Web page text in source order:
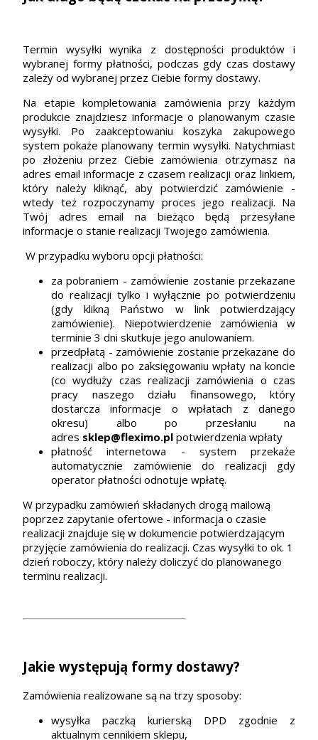
Termin wysyłki wynika z dostępności produktów i
wybranej formy płatności, podczas gdy czas dostawy
zależy od wybranej przez Ciebie formy dostawy.
Na etapie kompletowania zamówienia przy każdym
produkcie znajdziesz informacje o planowanym czasie
wysyłki. Po zaakceptowaniu koszyka zakupowego
system pokaże planowany termin wysyłki. Natychmiast
po złożeniu przez Ciebie zamówienia otrzymasz na
adres email informacje z czasem realizacji oraz linkiem,
który należy kliknąć, aby potwierdzić zamówienie -
wtedy też rozpoczynamy proces jego realizacji. Na
Twój adres email na bieżąco będą przesyłane
informacje o stanie realizacji Twojego zamówienia.
W przypadku wyboru opcji płatności:
za pobraniem - zamówienie zostanie przekazane
do realizacji tylko i wyłącznie po potwierdzeniu
(gdy klikną Państwo w link potwierdzający
zamówienie). Niepotwierdzenie zamówienia w
terminie 3 dni skutkuje jego anulowaniem.
przedpłatą - zamówienie zostanie przekazane do
realizacji albo po zaksięgowaniu wpłaty na koncie
(co wydłuży czas realizacji zamówienia o czas
pracy naszego działu finansowego, który
dostarcza informacje o wpłatach z danego
okresu) albo po przesłaniu na
adres sklep@fleximo.pl potwierdzenia wpłaty
płatność internetowa - system przekaże
automatycznie zamówienie do realizacji gdy
operator płatności odnotuje wpłatę.
W przypadku zamówień składanych drogą mailową
poprzez zapytanie ofertowe - informacja o czasie
realizacji znajduje się w dokumencie potwierdzającym
przyjęcie zamówienia do realizacji. Czas wysyłki to ok. 1
dzień roboczy, który należy doliczyć do planowanego
terminu realizacji.
Jakie występują formy dostawy?
Zamówienia realizowane są na trzy sposoby:
wysyłka paczką kurierską DPD zgodnie z
aktualnym cennikiem sklepu,